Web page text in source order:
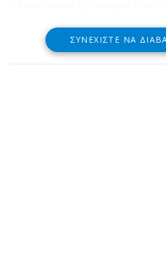
Πολιτευτής Νέας Δημοκρατίας Ν.
ΣΥΝΕΧΊΣΤΕ ΝΑ